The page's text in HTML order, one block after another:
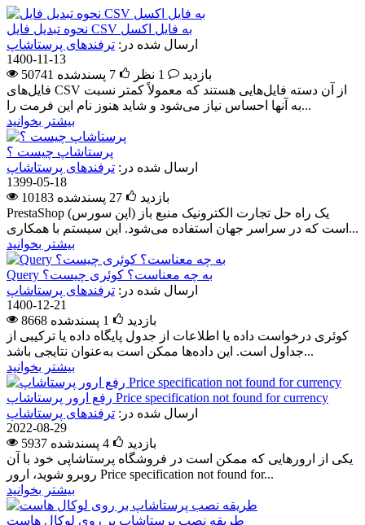
نحوه تبدیل فایل CSV به فایل اکسل
ارسال شده در: ترفندهای پرستاشاپ
1400-11-13
50741 بازدید
1 نظر 7 پسندشده
فایل‌های CSV از آن دسته فایل‌هایی هستند که معمولاً کمتر نسبت
به آنها احساس نیاز می‌شود و شاید هنوز نام این فرمت را...
بیشتر بخوانید
پرستاشاپ چیست ؟
ارسال شده در: ترفندهای پرستاشاپ
1399-05-18
10183 بازدید
27 پسندشده
PrestaShop یک راه حل تجارت الکترونیک منبع باز (اپن سورس)
است که در سراسر جهان استفاده می‌­شود. این سیستم با همکاری...
بیشتر بخوانید
Query به چه معناست؟ کوئری چیست؟
ارسال شده در: ترفندهای پرستاشاپ
1400-12-21
8668 بازدید
1 پسندشده
کوئری درخواست داده یا اطلاعات از جدول پایگاه داده یا ترکیبی از
جداول است. این داده‌ها ممکن است به‌عنوان نتایجی باشد...
بیشتر بخوانید
رفع ارور پرستاشاپ Price specification not found for currency
ارسال شده در: ترفندهای پرستاشاپ
2022-08-29
5937 بازدید
4 پسندشده
یکی از ارورهایی که ممکن است در فروشگاه پرستاشاپی خود با آن
روبرو شوید، ارور Price specification not found for...
بیشتر بخوانید
طریقه نصب پرستاشاپ بر روی لوکال هاست